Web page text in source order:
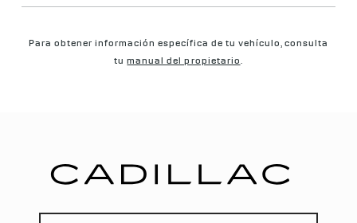
Para obtener información específica de tu vehículo, consulta
tumanual del propietario.